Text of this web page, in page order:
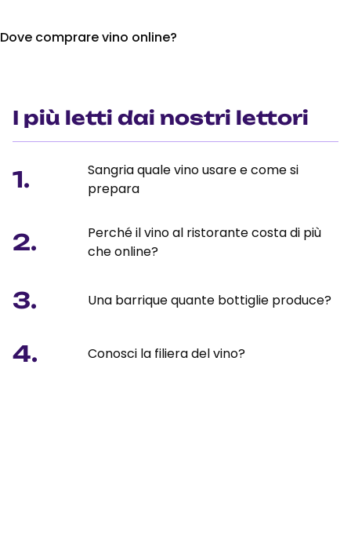
Dove comprare vino online?
I più letti dai nostri lettori
1.
Sangria quale vino usare e come si
prepara
2.
Perché il vino al ristorante costa di più
che online?
3. Una barrique quante bottiglie produce?
4. Conosci la filiera del vino?